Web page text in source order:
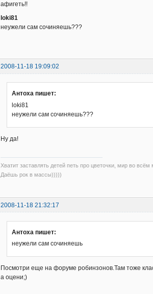
афигеть!!
loki81
неужели сам сочиняешь???
2008-11-18 19:09:02
Антоха пишет:
loki81
неужели сам сочиняешь???
Ну да!
Хватит заставлять детей петь про цветочки, мир во
Даёшь рок в массы)))))
2008-11-18 21:32:17
Антоха пишет:
неужели сам сочиняешь
Посмотри еще на форуме робинзонов.Там тоже
а оцени;)